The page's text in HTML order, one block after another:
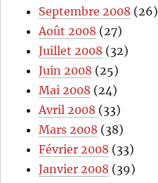
Septembre 2008 (26)
Août 2008 (27)
Juillet 2008 (32)
Juin 2008 (25)
Mai 2008 (24)
Avril 2008 (33)
Mars 2008 (38)
Février 2008 (33)
Janvier 2008 (39)